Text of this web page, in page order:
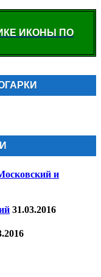
ИКОНЫ ПО
и
31.03.2016